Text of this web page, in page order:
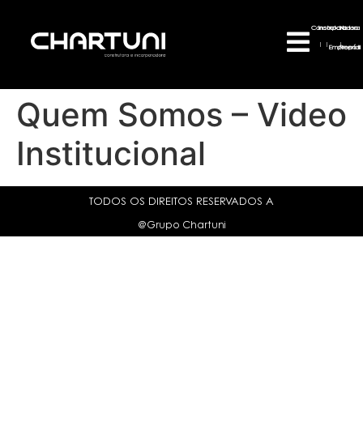
Construtora
|
Incorporadora
| |
Nosso
Quem Somos – Video
Institucional
TODOS OS DIREITOS RESERVADOS A
@Grupo Chartuni